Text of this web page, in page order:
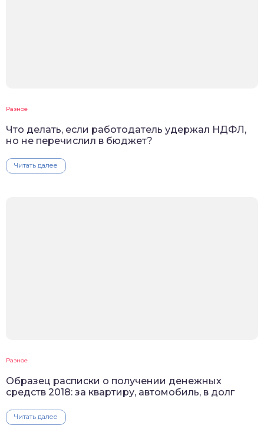
Разное
Что делать, если работодатель удержал НДФЛ,
но не перечислил в бюджет?
Читать далее
Разное
Образец расписки о получении денежных
средств 2018: за квартиру, автомобиль, в долг
Читать далее